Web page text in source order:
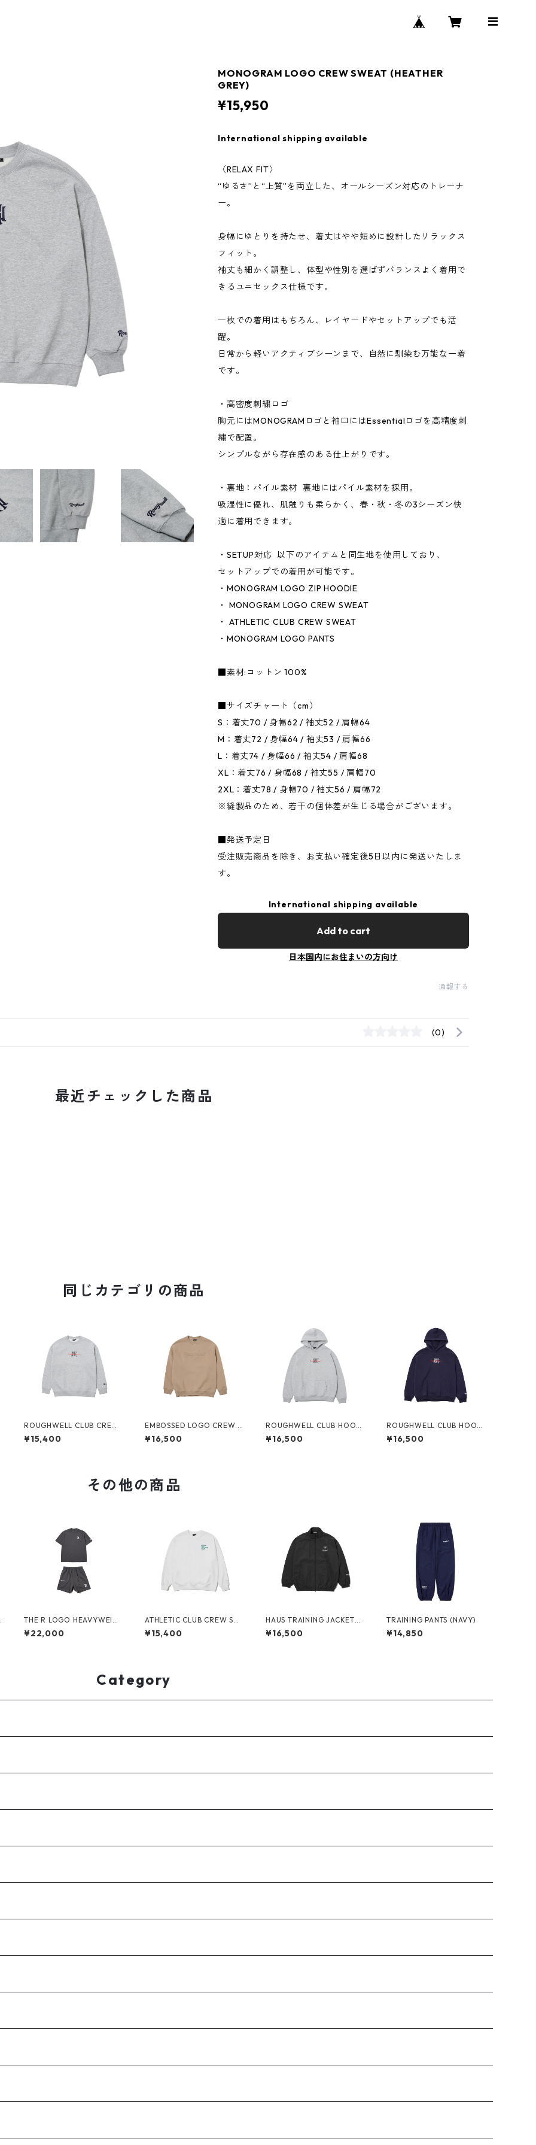
MONOGRAM LOGO CREW SWEAT (HEATHER
GREY)
¥15,950
International shipping available
〈RELAX FIT〉
“ゆるさ”と“上質”を両立した、オールシーズン対応のトレーナ
ー。
身幅にゆとりを持たせ、着丈はやや短めに設計したリラックス
フィット。
袖丈も細かく調整し、体型や性別を選ばずバランスよく着用で
きるユニセックス仕様です。
一枚での着用はもちろん、レイヤードやセットアップでも活
躍。
日常から軽いアクティブシーンまで、自然に馴染む万能な一着
です。
・高密度刺繍ロゴ
胸元にはMONOGRAMロゴと袖口にはEssentialロゴを高精度刺
繍で配置。
シンプルながら存在感のある仕上がりです。
・裏地：パイル素材 裏地にはパイル素材を採用。
吸湿性に優れ、肌触りも柔らかく、春・秋・冬の3シーズン快
適に着用できます。
・SETUP対応 以下のアイテムと同生地を使用しており、
セットアップでの着用が可能です。
・MONOGRAM LOGO ZIP HOODIE
・ MONOGRAM LOGO CREW SWEAT
・ ATHLETIC CLUB CREW SWEAT
・MONOGRAM LOGO PANTS
■素材:コットン 100%
■サイズチャート（cm）
S：着丈70 / 身幅62 / 袖丈52 / 肩幅64
M：着丈72 / 身幅64 / 袖丈53 / 肩幅66
L：着丈74 / 身幅66 / 袖丈54 / 肩幅68
XL：着丈76 / 身幅68 / 袖丈55 / 肩幅70
2XL：着丈78 / 身幅70 / 袖丈56 / 肩幅72
※縫製品のため、若干の個体差が生じる場合がございます。
■発送予定日
受注販売商品を除き、お支払い確定後5日以内に発送いたしま
す。
International shipping available
Add to cart
日本国内にお住まいの方向け
通報する
(0)
最近チェックした商品
同じカテゴリの商品
ROUGHWELL CLUB CREW
SWEAT (GREY)
¥15,400
EMBOSSED LOGO CREW S
WEAT (DARK BEIGE)
¥16,500
ROUGHWELL CLUB HOODI
E (GREY)
¥16,500
ROUGHWELL CLUB HOODI
E (NAVY)
¥16,500
その他の商品
THE R LOGO HEAVYWEIG
HT SETUP (CH GREY)
¥22,000
ATHLETIC CLUB CREW SW
EAT(WHITE)
¥15,400
HAUS TRAINING JACKET
(OLIVE)
¥16,500
TRAINING PANTS (NAVY)
¥14,850
Category